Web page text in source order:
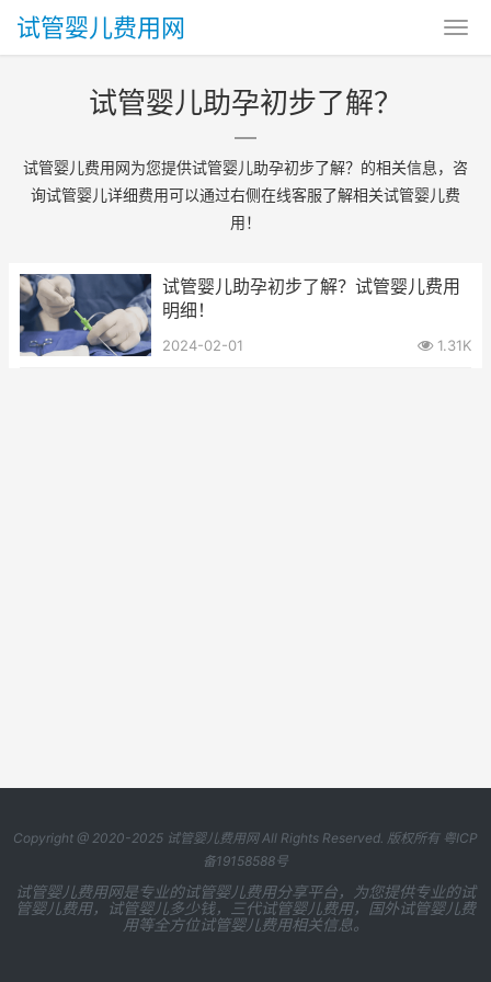
试管婴儿费用网
试管婴儿助孕初步了解？
试管婴儿费用网为您提供试管婴儿助孕初步了解？的相关信息，咨
询试管婴儿详细费用可以通过右侧在线客服了解相关试管婴儿费
用！
试管婴儿助孕初步了解？试管婴儿费用
明细！
2024-02-01 1.31K
Copyright @ 2020-2025 试管婴儿费用网All Rights Reserved. 版权所有 粤ICP
备19158588号
试管婴儿费用网是专业的试管婴儿费用分享平台，为您提供专业的试
管婴儿费用，试管婴儿多少钱，三代试管婴儿费用，国外试管婴儿费
用等全方位试管婴儿费用相关信息。